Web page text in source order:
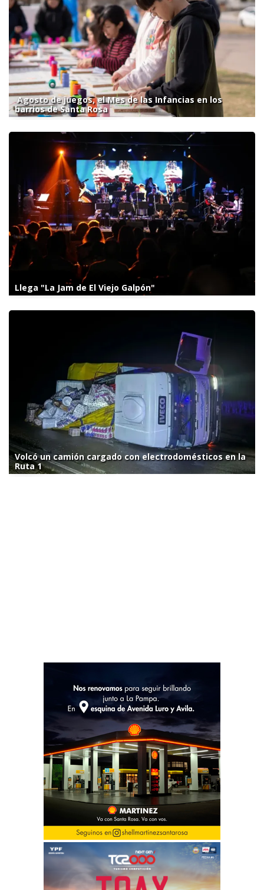
Agosto de juegos, el Mes de las Infancias en los
barrios de Santa Rosa
Llega "La Jam de El Viejo Galpón"
Volcó un camión cargado con electrodomésticos en la
Ruta 1